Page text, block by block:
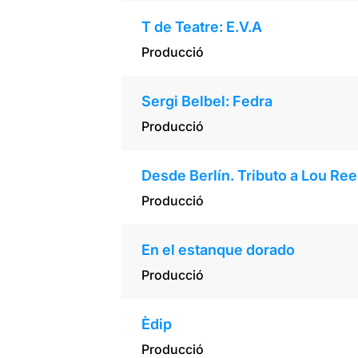
T de Teatre: E.V.A
Producció
Sergi Belbel: Fedra
Producció
Desde Berlín. Tributo a Lou
Producció
En el estanque dorado
Producció
Èdip
Producció